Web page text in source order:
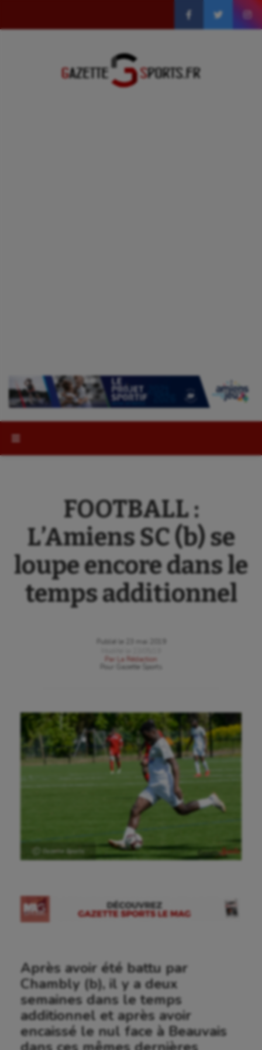
FOOTBALL :
L’Amiens SC (b) se
loupe encore dans le
temps additionnel
Publié le
23 mai 2019
Par
La Rédaction
Gazette Sports
Ⓒ Gazette Sports
Après avoir été battu par
Chambly (b), il y a deux
semaines dans le temps
additionnel et après avoir
encaissé le nul face à Beauvais